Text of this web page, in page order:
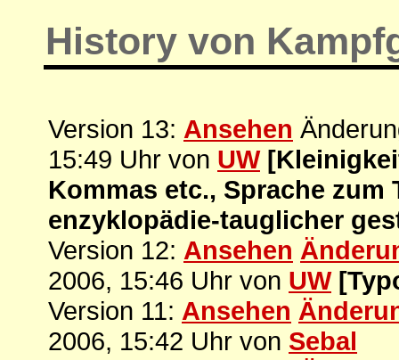
History von
Version 13: Ansehen
15:49 Uhr von UW
Kommas etc., Sprache zum
enzyklopädie-tauglicher
Version 12: Ansehen
2006, 15:46 Uhr von UW
Version 11: Ansehen
2006, 15:42 Uhr von Sebal